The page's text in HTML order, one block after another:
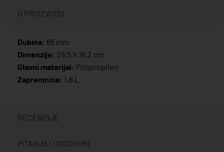
O PROIZVODU
Dubina: 65 mm
Dimenzije: 26,5 X 16,2 cm
Glavni materijal: Polipropilen
Zapremnina: 1,8 L
RECENZIJE
PITANJA I ODGOVORI